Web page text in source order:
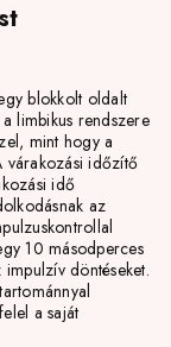
blokkolt oldalt
limbikus rendszere
mint hogy a
várakozási időzítő
idő
az
10 másodperces
döntéseket.
a saját